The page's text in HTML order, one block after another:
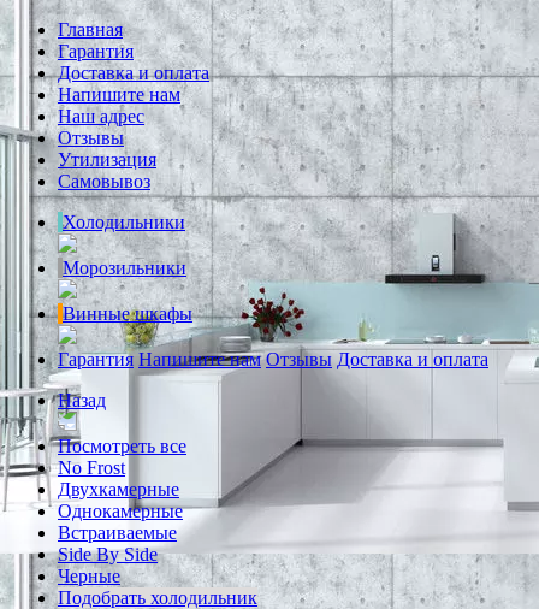
Главная
Гарантия
Доставка и оплата
Напишите нам
Наш адрес
Отзывы
Утилизация
Самовывоз
Холодильники
Морозильники
Винные шкафы
Гарантия Напишите нам Отзывы Доставка и оплата
Назад
Посмотреть все
No Frost
Двухкамерные
Однокамерные
Встраиваемые
Side By Side
Черные
Подобрать холодильник